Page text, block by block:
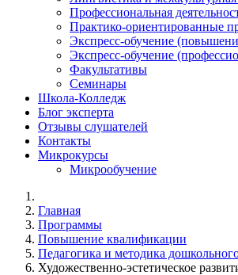
Профессиональная
Практико-ориентированные
Экспресс-обучение
Экспресс-обучение
Факультативы
Семинары
Школа-Колледж
Блог эксперта
Отзывы слушателей
Контакты
Микрокурсы
Микрообучение
Главная
Программы
Повышение квалификации
Педагогика и методика
Художественно-эстетическое